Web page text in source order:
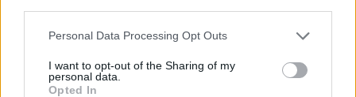
Personal Data Processing Opt Outs
I want to opt-out of the Sharing of my
personal data.
Opted In